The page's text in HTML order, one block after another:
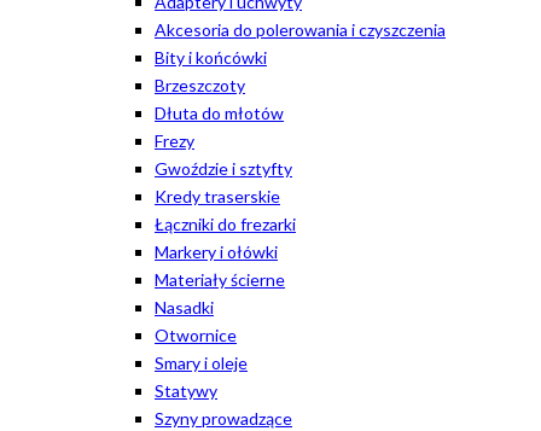
Akcesoria do polerowania i czyszczenia
Bity i końcówki
Brzeszczoty
Dłuta do młotów
Frezy
Gwoździe i sztyfty
Kredy traserskie
Łączniki do frezarki
Markery i ołówki
Materiały ścierne
Nasadki
Otwornice
Smary i oleje
Statywy
Szyny prowadzące